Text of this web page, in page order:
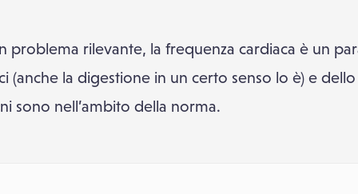
problema rilevante, la frequenza cardiaca è un
(anche la digestione in un certo senso lo è) e
sono nell’ambito della norma.